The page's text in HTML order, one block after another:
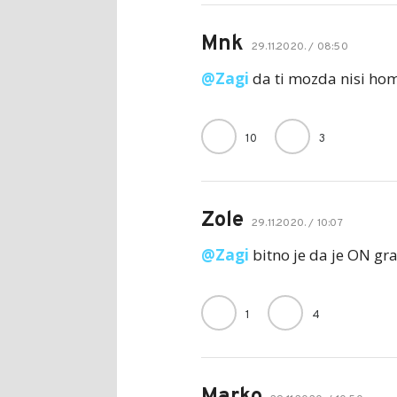
Mnk 29.11.2020. / 08:50
@Zagi da ti mozda nisi
10 3
Zole 29.11.2020. / 10:07
@Zagi bitno je da je ON
1 4